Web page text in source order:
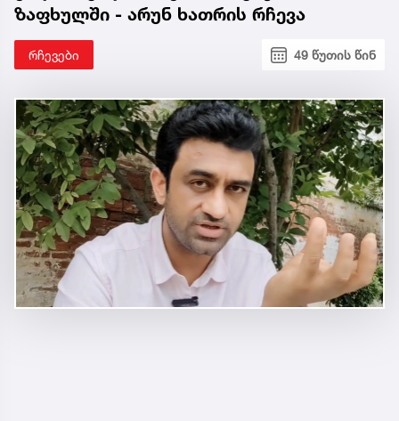
ზაფხულში - არუნ ხათრის რჩევა
რჩევები 49 წუთის წინ